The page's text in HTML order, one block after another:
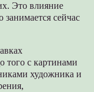
Это влияние
занимается сейчас
того с картинами
художника и